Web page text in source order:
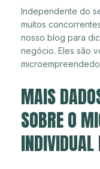
Independente do
muitos
nosso blog para
negócio. Eles são
MAIS
SOBRE O